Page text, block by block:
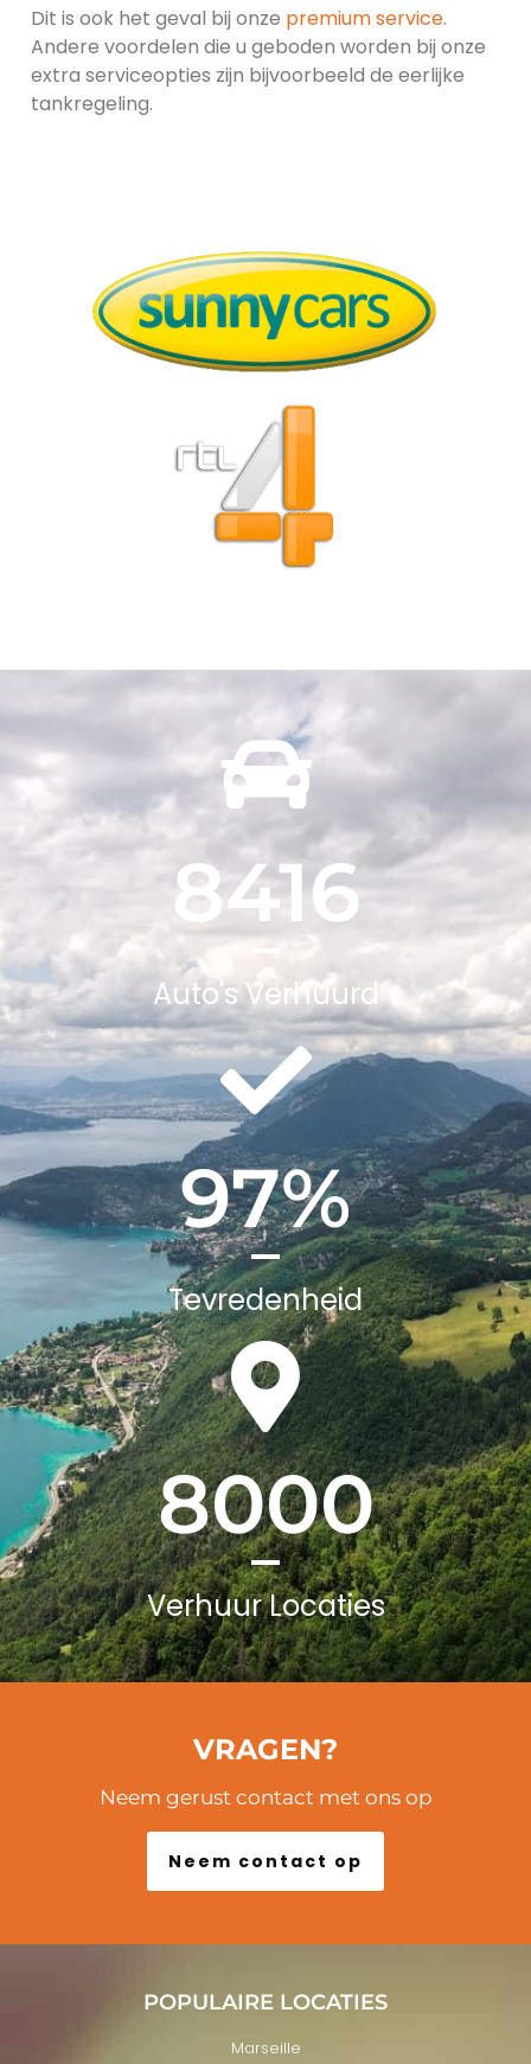
Dit is ook het geval bij onze premium service.
Andere voordelen die u geboden worden bij onze
extra serviceopties zijn bijvoorbeeld de eerlijke
tankregeling.
8416
Auto's Verhuurd
97%
Tevredenheid
8000
Verhuur Locaties
VRAGEN?
Neem gerust contact met ons op
Neem contact op
POPULAIRE LOCATIES
Marseille